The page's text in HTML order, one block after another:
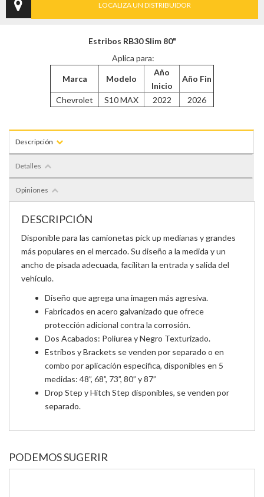
LOCALIZA UN DISTRIBUIDOR
Estribos RB30 Slim 80"
Aplica para:
Marca Modelo
Año
Inicio
Año Fin
Chevrolet S10 MAX 2022 2026
Descripción
Detalles
Opiniones
DESCRIPCIÓN
Disponible para las camionetas pick up medianas y grandes
más populares en el mercado. Su diseño a la medida y un
ancho de pisada adecuada, facilitan la entrada y salida del
vehículo.
Diseño que agrega una imagen más agresiva.
Fabricados en acero galvanizado que ofrece
protección adicional contra la corrosión.
Dos Acabados: Poliurea y Negro Texturizado.
Estribos y Brackets se venden por separado o en
combo por aplicación específica, disponibles en 5
medidas: 48”, 68”, 73”, 80” y 87”
Drop Step y Hitch Step disponibles, se venden por
separado.
PODEMOS SUGERIR